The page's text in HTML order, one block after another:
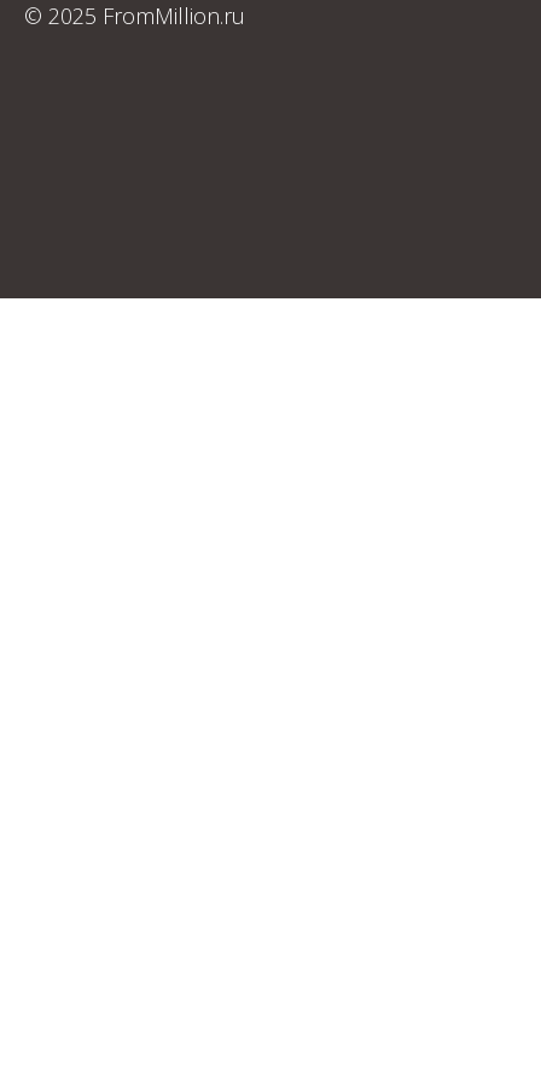
© 2025 FromMillion.ru